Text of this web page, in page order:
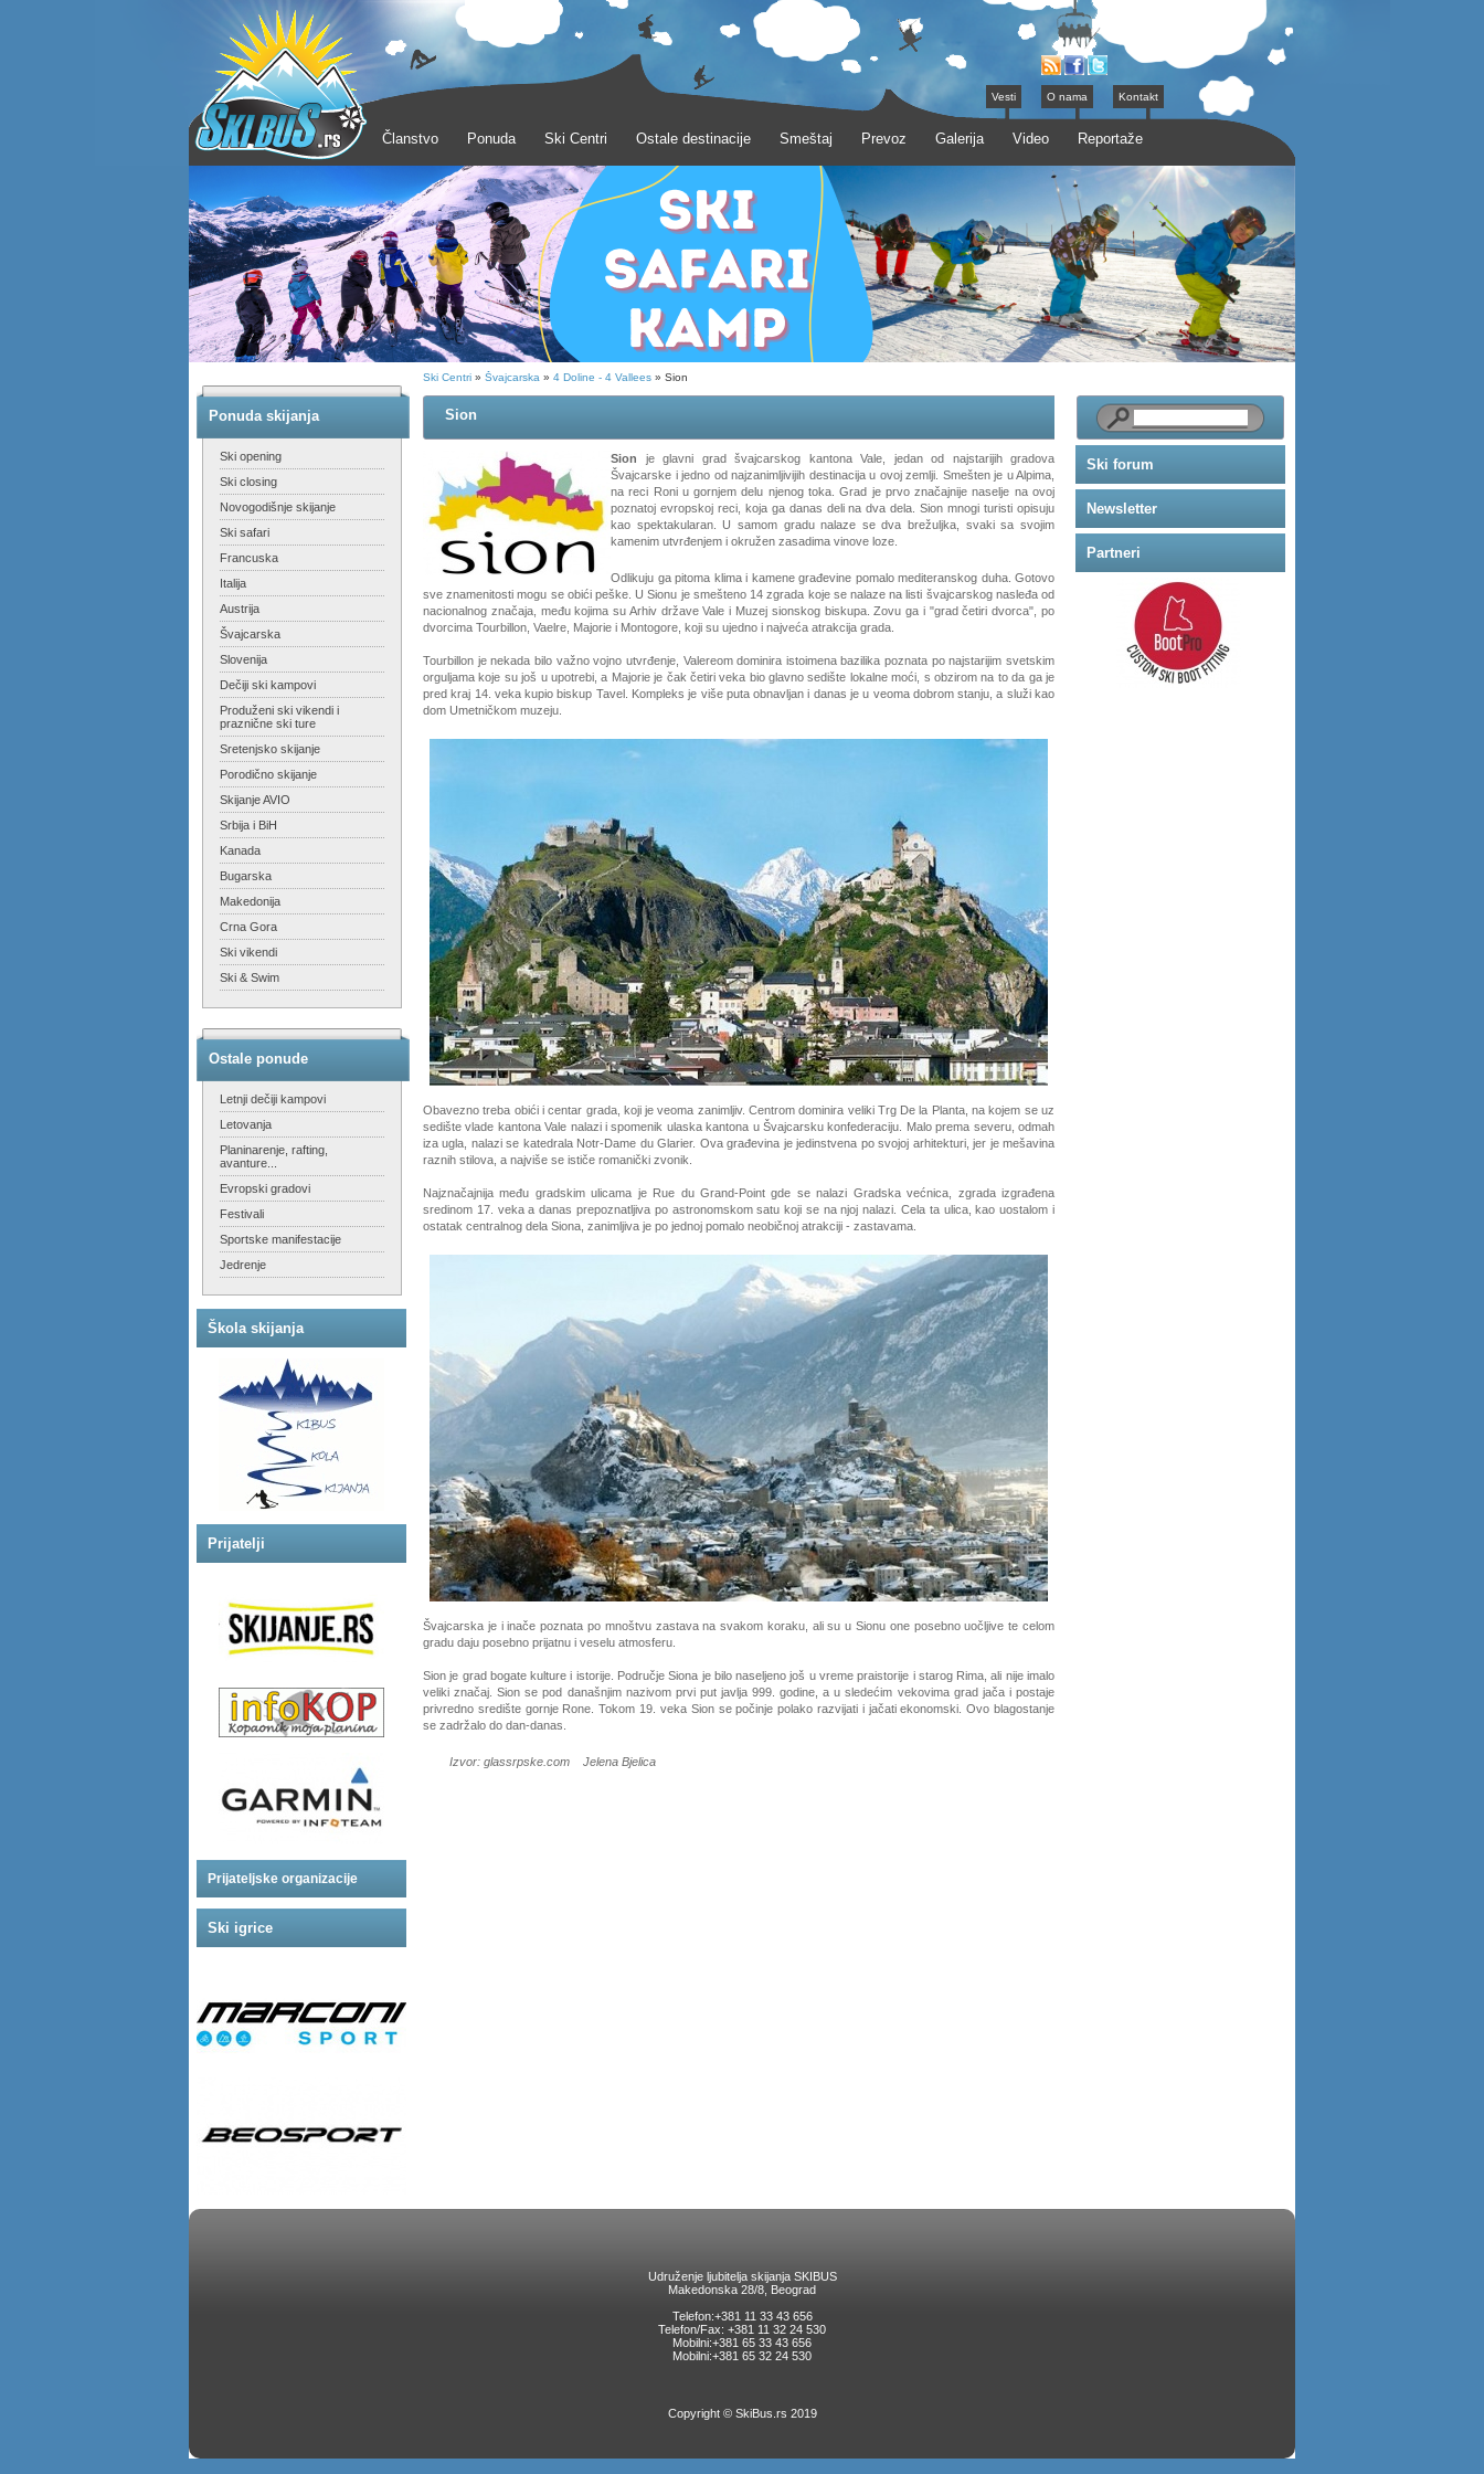
Vesti O nama Kontakt
Članstvo Ponuda Ski Centri Ostale destinacije Smeštaj Prevoz Galerija Video Reportaže
Ponuda skijanja
Ski opening
Ski closing
Novogodišnje skijanje
Ski safari
Francuska
Italija
Austrija
Švajcarska
Slovenija
Dečiji ski kampovi
Produženi ski vikendi i
praznične ski ture
Sretenjsko skijanje
Porodično skijanje
Skijanje AVIO
Srbija i BiH
Kanada
Bugarska
Makedonija
Crna Gora
Ski vikendi
Ski & Swim
Ostale ponude
Letnji dečiji kampovi
Letovanja
Planinarenje, rafting,
avanture...
Evropski gradovi
Festivali
Sportske manifestacije
Jedrenje
Škola skijanja
Prijatelji
Prijateljske organizacije
Ski igrice
Ski Centri » Švajcarska » 4 Doline - 4 Vallees » Sion
Sion
Sion je glavni grad švajcarskog kantona Vale, jedan od najstarijih gradova
Švajcarske i jedno od najzanimljivijih destinacija u ovoj zemlji. Smešten je u Alpima,
na reci Roni u gornjem delu njenog toka. Grad je prvo značajnije naselje na ovoj
poznatoj evropskoj reci, koja ga danas deli na dva dela. Sion mnogi turisti opisuju
kao spektakularan. U samom gradu nalaze se dva brežuljka, svaki sa svojim
kamenim utvrđenjem i okružen zasadima vinove loze.
Odlikuju ga pitoma klima i kamene građevine pomalo mediteranskog duha. Gotovo
sve znamenitosti mogu se obići peške. U Sionu je smešteno 14 zgrada koje se nalaze na listi švajcarskog nasleđa od
nacionalnog značaja, među kojima su Arhiv države Vale i Muzej sionskog biskupa. Zovu ga i "grad četiri dvorca", po
dvorcima Tourbillon, Vaelre, Majorie i Montogore, koji su ujedno i najveća atrakcija grada.
Tourbillon je nekada bilo važno vojno utvrđenje, Valereom dominira istoimena bazilika poznata po najstarijim svetskim
orguljama koje su još u upotrebi, a Majorie je čak četiri veka bio glavno sedište lokalne moći, s obzirom na to da ga je
pred kraj 14. veka kupio biskup Tavel. Kompleks je više puta obnavljan i danas je u veoma dobrom stanju, a služi kao
dom Umetničkom muzeju.
Obavezno treba obići i centar grada, koji je veoma zanimljiv. Centrom dominira veliki Trg De la Planta, na kojem se uz
sedište vlade kantona Vale nalazi i spomenik ulaska kantona u Švajcarsku konfederaciju. Malo prema severu, odmah
iza ugla, nalazi se katedrala Notr-Dame du Glarier. Ova građevina je jedinstvena po svojoj arhitekturi, jer je mešavina
raznih stilova, a najviše se ističe romanički zvonik.
Najznačajnija među gradskim ulicama je Rue du Grand-Point gde se nalazi Gradska većnica, zgrada izgrađena
sredinom 17. veka a danas prepoznatljiva po astronomskom satu koji se na njoj nalazi. Cela ta ulica, kao uostalom i
ostatak centralnog dela Siona, zanimljiva je po jednoj pomalo neobičnoj atrakciji - zastavama.
Švajcarska je i inače poznata po mnoštvu zastava na svakom koraku, ali su u Sionu one posebno uočljive te celom
gradu daju posebno prijatnu i veselu atmosferu.
Sion je grad bogate kulture i istorije. Područje Siona je bilo naseljeno još u vreme praistorije i starog Rima, ali nije imalo
veliki značaj. Sion se pod današnjim nazivom prvi put javlja 999. godine, a u sledećim vekovima grad jača i postaje
privredno središte gornje Rone. Tokom 19. veka Sion se počinje polako razvijati i jačati ekonomski. Ovo blagostanje
se zadržalo do dan-danas.
Izvor: glassrpske.com Jelena Bjelica
Ski forum
Newsletter
Partneri
Udruženje ljubitelja skijanja SKIBUS
Makedonska 28/8, Beograd
Telefon:+381 11 33 43 656
Telefon/Fax: +381 11 32 24 530
Mobilni:+381 65 33 43 656
Mobilni:+381 65 32 24 530
Copyright © SkiBus.rs 2019